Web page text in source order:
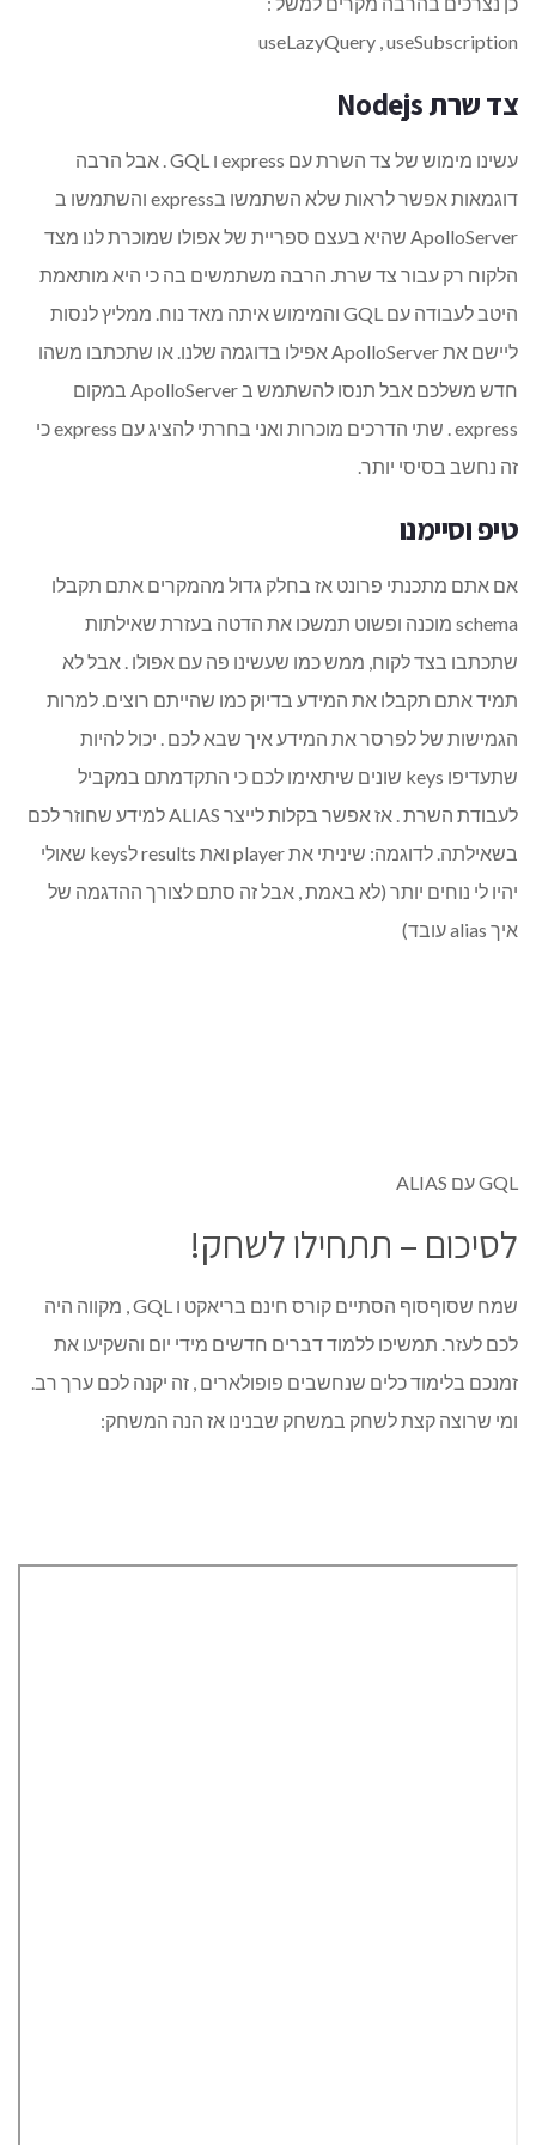
useLazyQuery , useSubscription
צד שרת Nodejs
עשינו מימוש של צד השרת עם express ו GQL . אבל הרבה
דוגמאות אפשר לראות שלא השתמשו בexpress והשתמשו ב
ApolloServer שהיא בעצם ספריית של אפולו שמוכרת לנו מצד
הלקוח רק עבור צד שרת. הרבה משתמשים בה כי היא מותאמת
היטב לעבודה עם GQL והמימוש איתה מאד נוח. ממליץ לנסות
ליישם את ApolloServer אפילו בדוגמה שלנו. או שתכתבו משהו
חדש משלכם אבל תנסו להשתמש ב ApolloServer במקום
express . שתי הדרכים מוכרות ואני בחרתי להציג עם express כי
זה נחשב בסיסי יותר.
טיפ וסיימנו
אם אתם מתכנתי פרונט אז בחלק גדול מהמקרים אתם תקבלו
schema מוכנה ופשוט תמשכו את הדטה בעזרת שאילתות
שתכתבו בצד לקוח, ממש כמו שעשינו פה עם אפולו . אבל לא
תמיד אתם תקבלו את המידע בדיוק כמו שהייתם רוצים. למרות
הגמישות של לפרסר את המידע איך שבא לכם . יכול להיות
שתעדיפו keys שונים שיתאימו לכם כי התקדמתם במקביל
לעבודת השרת . אז אפשר בקלות לייצר ALIAS למידע שחוזר לכם
בשאילתה. לדוגמה: שיניתי את player ואת results לkeys שאולי
יהיו לי נוחים יותר (לא באמת , אבל זה סתם לצורך ההדגמה של
איך alias עובד)
GQL עם ALIAS
לסיכום – תתחילו לשחק!
שמח שסוףסוף הסתיים קורס חינם בריאקט ו GQL , מקווה היה
לכם לעזר. תמשיכו ללמוד דברים חדשים מידי יום והשקיעו את
זמנכם בלימוד כלים שנחשבים פופולארים , זה יקנה לכם ערך רב.
ומי שרוצה קצת לשחק במשחק שבנינו אז הנה המשחק: